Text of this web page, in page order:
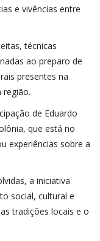
e vivências entre
técnicas
ao preparo de
presentes na
região.
de Eduardo
que está no
experiências sobre a
a iniciativa
social, cultural e
tradições locais e o